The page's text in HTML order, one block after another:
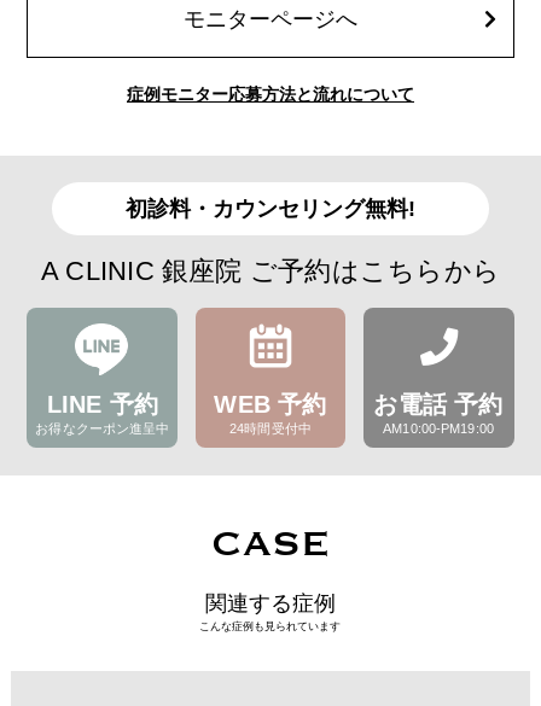
モニターページへ
症例モニター応募方法と流れについて
初診料・カウンセリング無料!
A CLINIC 銀座院 ご予約はこちらから
LINE 予約
お得なクーポン進呈中
WEB 予約
24時間受付中
お電話 予約
AM10:00-PM19:00
CASE
関連する症例
こんな症例も見られています